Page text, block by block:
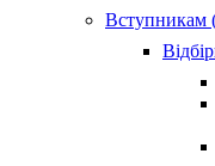
Вступникам